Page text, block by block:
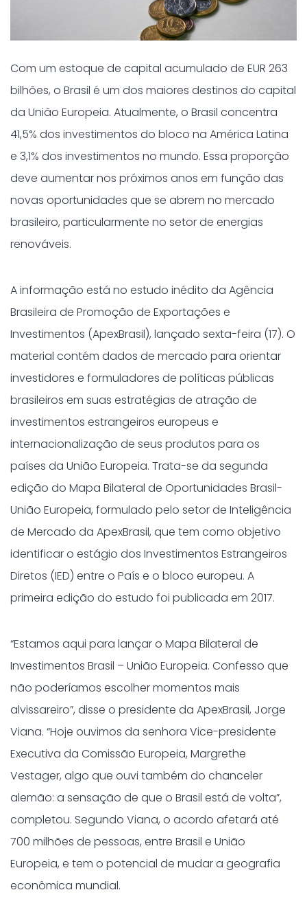
Com um estoque de capital acumulado de EUR 263
bilhões, o Brasil é um dos maiores destinos do capital
da União Europeia. Atualmente, o Brasil concentra
41,5% dos investimentos do bloco na América Latina
e 3,1% dos investimentos no mundo. Essa proporção
deve aumentar nos próximos anos em função das
novas oportunidades que se abrem no mercado
brasileiro, particularmente no setor de energias
renováveis.
A informação está no estudo inédito da Agência
Brasileira de Promoção de Exportações e
Investimentos (ApexBrasil), lançado sexta-feira (17). O
material contém dados de mercado para orientar
investidores e formuladores de políticas públicas
brasileiros em suas estratégias de atração de
investimentos estrangeiros europeus e
internacionalização de seus produtos para os
países da União Europeia. Trata-se da segunda
edição do Mapa Bilateral de Oportunidades Brasil-
União Europeia, formulado pelo setor de Inteligência
de Mercado da ApexBrasil, que tem como objetivo
identificar o estágio dos Investimentos Estrangeiros
Diretos (IED) entre o País e o bloco europeu. A
primeira edição do estudo foi publicada em 2017.
“Estamos aqui para lançar o Mapa Bilateral de
Investimentos Brasil – União Europeia. Confesso que
não poderíamos escolher momentos mais
alvissareiro”, disse o presidente da ApexBrasil, Jorge
Viana. “Hoje ouvimos da senhora Vice-presidente
Executiva da Comissão Europeia, Margrethe
Vestager, algo que ouvi também do chanceler
alemão: a sensação de que o Brasil está de volta”,
completou. Segundo Viana, o acordo afetará até
700 milhões de pessoas, entre Brasil e União
Europeia, e tem o potencial de mudar a geografia
econômica mundial.